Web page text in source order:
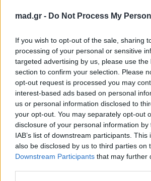
mad.gr - Do Not Process My
If you wish to opt-out of the sale, sharing
processing of your personal or sensitive
targeted advertising by us, please use the
section to confirm your selection. Please
opt-out request is processed you may
interest-based ads based on personal
us or personal information disclosed to
your opt-out. You may separately opt-out
disclosure of your personal information
IAB’s list of downstream participants.
also be disclosed by us to third parties on
Downstream Participants that may further
Life
Το πλυντήριο σου μυρίζει